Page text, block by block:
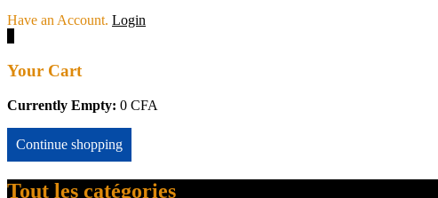
Have an Account. Login
Your Cart
Currently Empty: 0 CFA
Continue shopping
Tout les catégories